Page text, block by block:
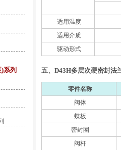
系列
适用温度
适用介质
驱动形式
五、D43H多层次硬密封法
零件名称
阀体
蝶板
密封圈
阀杆